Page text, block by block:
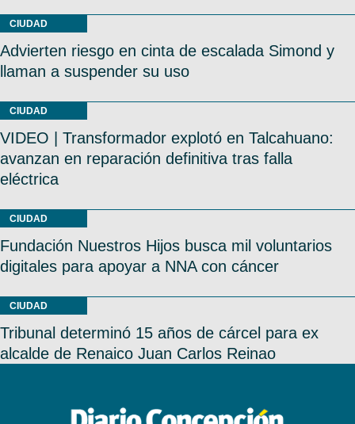
CIUDAD
Advierten riesgo en cinta de escalada Simond y
llaman a suspender su uso
CIUDAD
VIDEO | Transformador explotó en Talcahuano:
avanzan en reparación definitiva tras falla
eléctrica
CIUDAD
Fundación Nuestros Hijos busca mil voluntarios
digitales para apoyar a NNA con cáncer
CIUDAD
Tribunal determinó 15 años de cárcel para ex
alcalde de Renaico Juan Carlos Reinao